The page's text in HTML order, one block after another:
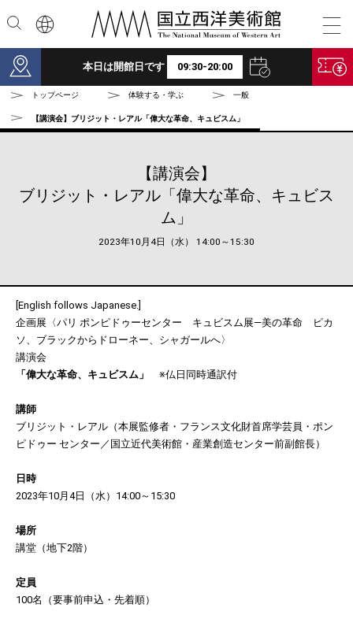
本日は開館日です 09:30-20:00
トップページ 体験する・学ぶ 一般
【講演会】ブリジット・レアル「偉大な革命、キュビスム」
【講演会】
ブリジット・レアル「偉大な革命、キュビス
ム」
2023年10月4日（水） 14:00～15:30
[English follows Japanese.]
企画展〈パリ ポンピドゥーセンター キュビスム展―美の革命 ピカ
ソ、ブラックからドローネー、シャガールへ〉
講演会
「偉大な革命、キュビスム」
※仏日同時通訳付
講師
ブリジット・レアル（本展監修者・フランス文化財首席学芸員・ポン
ピドゥー センター／国立近代美術館・産業創造センター前副館長）
日時
2023年10月4日（水）14:00～15:30
場所
講堂（地下2階）
定員
100名（要事前申込・先着順）